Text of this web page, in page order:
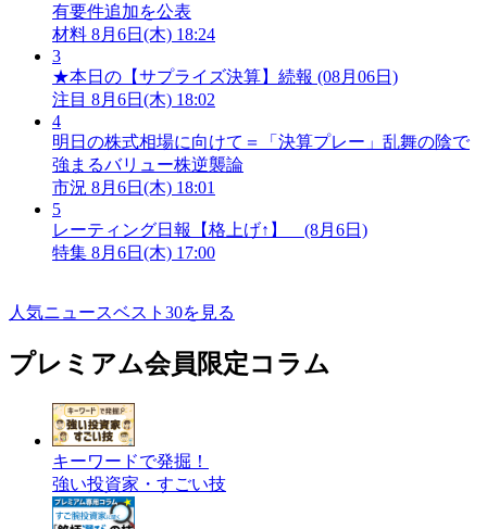
有要件追加を公表
材料 8月6日(木) 18:24
3
★本日の【サプライズ決算】続報 (08月06日)
注目 8月6日(木) 18:02
4
明日の株式相場に向けて＝「決算プレー」乱舞の陰で
強まるバリュー株逆襲論
市況 8月6日(木) 18:01
5
レーティング日報【格上げ↑】 (8月6日)
特集 8月6日(木) 17:00
人気ニュースベスト30を見る
プレミアム会員限定コラム
キーワードで発掘！
強い投資家・すごい技